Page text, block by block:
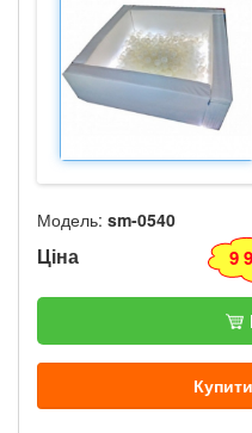
Модель: sm-0540
Ціна 9